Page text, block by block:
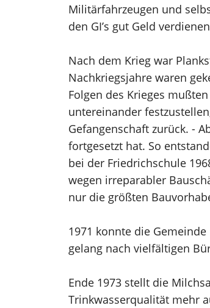
Militärfahrzeugen und
den GI’s gut Geld
Nach dem Krieg war
Nachkriegsjahre waren
Folgen des Krieges
untereinander
Gefangenschaft zurück. -
fortgesetzt hat. So
bei der Friedrichschule
wegen irreparabler
nur die größten
1971 konnte die
gelang nach vielfältigen
Ende 1973 stellt die
Trinkwasserqualität mehr